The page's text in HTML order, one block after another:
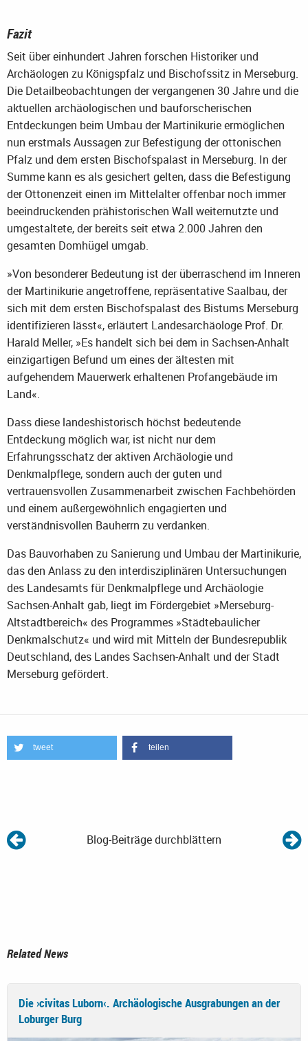
Fazit
Seit über einhundert Jahren forschen Historiker und
Archäologen zu Königspfalz und Bischofssitz in Merseburg.
Die Detailbeobachtungen der vergangenen 30 Jahre und die
aktuellen archäologischen und bauforscherischen
Entdeckungen beim Umbau der Martinikurie ermöglichen
nun erstmals Aussagen zur Befestigung der ottonischen
Pfalz und dem ersten Bischofspalast in Merseburg. In der
Summe kann es als gesichert gelten, dass die Befestigung
der Ottonenzeit einen im Mittelalter offenbar noch immer
beeindruckenden prähistorischen Wall weiternutzte und
umgestaltete, der bereits seit etwa 2.000 Jahren den
gesamten Domhügel umgab.
»Von besonderer Bedeutung ist der überraschend im Inneren
der Martinikurie angetroffene, repräsentative Saalbau, der
sich mit dem ersten Bischofspalast des Bistums Merseburg
identifizieren lässt«, erläutert Landesarchäologe Prof. Dr.
Harald Meller, »Es handelt sich bei dem in Sachsen-Anhalt
einzigartigen Befund um eines der ältesten mit
aufgehendem Mauerwerk erhaltenen Profangebäude im
Land«.
Dass diese landeshistorisch höchst bedeutende
Entdeckung möglich war, ist nicht nur dem
Erfahrungsschatz der aktiven Archäologie und
Denkmalpflege, sondern auch der guten und
vertrauensvollen Zusammenarbeit zwischen Fachbehörden
und einem außergewöhnlich engagierten und
verständnisvollen Bauherrn zu verdanken.
Das Bauvorhaben zu Sanierung und Umbau der Martinikurie,
das den Anlass zu den interdisziplinären Untersuchungen
des Landesamts für Denkmalpflege und Archäologie
Sachsen-Anhalt gab, liegt im Fördergebiet »Merseburg-
Altstadtbereich« des Programmes »Städtebaulicher
Denkmalschutz« und wird mit Mitteln der Bundesrepublik
Deutschland, des Landes Sachsen-Anhalt und der Stadt
Merseburg gefördert.
tweet teilen
Blog-Beiträge durchblättern
Related News
Die ›civitas Luborn‹. Archäologische Ausgrabungen an der
Loburger Burg